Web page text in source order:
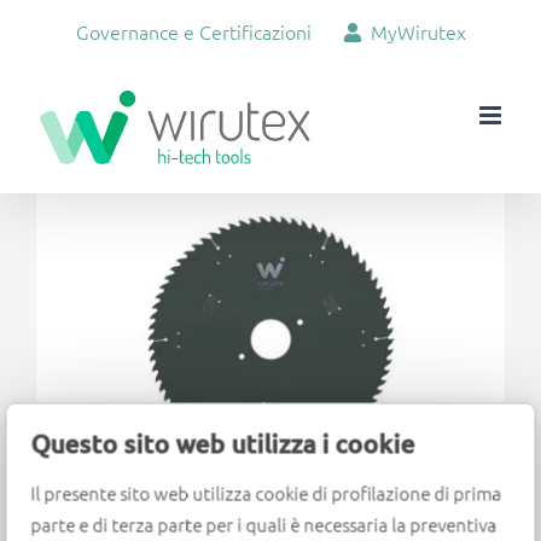
Questo sito web utilizza i cookie
Il presente sito web utilizza cookie di profilazione di prima
parte e di terza parte per i quali è necessaria la preventiva
Governance e Certificazioni MyWirutex
LAME PER MACCHINE SEZIONATRICI